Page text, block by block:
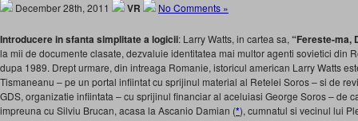
December 28th, 2011 VR No Comments »
Introducere in sfanta simplitate a logicii: Larry Watts, in cartea sa, “Fereste-ma,
la mii de documente clasate, dezvaluie identitatea mai multor agenti sovietici din
dupa 1989. Drept urmare, din intreaga Romanie, istoricul american Larry Watts
Tismaneanu – pe un portal infiintat cu sprijinul material al Retelei Soros – si de
GDS, organizatie infiintata – cu sprijinul financiar al aceluiasi George Soros – de
impreuna cu Silviu Brucan, acasa la Ascanio Damian (*), cumnatul si vecinul lui